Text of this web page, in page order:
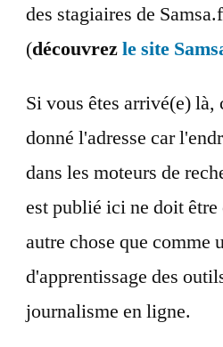
des stagiaires de
(découvrezle site
Si vous êtes arrivé(e) là,
donné l'adresse car
dans les moteurs de
est publié ici ne doit
autre chose que comme
d'apprentissage des
journalisme en ligne.